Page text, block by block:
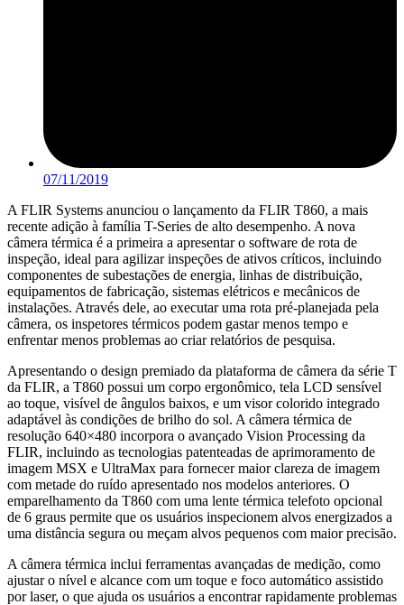
07/11/2019
A FLIR Systems anunciou o lançamento da FLIR T860, a mais
recente adição à família T-Series de alto desempenho. A nova
câmera térmica é a primeira a apresentar o software de rota de
inspeção, ideal para agilizar inspeções de ativos críticos, incluindo
componentes de subestações de energia, linhas de distribuição,
equipamentos de fabricação, sistemas elétricos e mecânicos de
instalações. Através dele, ao executar uma rota pré-planejada pela
câmera, os inspetores térmicos podem gastar menos tempo e
enfrentar menos problemas ao criar relatórios de pesquisa.
Apresentando o design premiado da plataforma de câmera da série T
da FLIR, a T860 possui um corpo ergonômico, tela LCD sensível
ao toque, visível de ângulos baixos, e um visor colorido integrado
adaptável às condições de brilho do sol. A câmera térmica de
resolução 640×480 incorpora o avançado Vision Processing da
FLIR, incluindo as tecnologias patenteadas de aprimoramento de
imagem MSX e UltraMax para fornecer maior clareza de imagem
com metade do ruído apresentado nos modelos anteriores. O
emparelhamento da T860 com uma lente térmica telefoto opcional
de 6 graus permite que os usuários inspecionem alvos energizados a
uma distância segura ou meçam alvos pequenos com maior precisão.
A câmera térmica inclui ferramentas avançadas de medição, como
ajustar o nível e alcance com um toque e foco automático assistido
por laser, o que ajuda os usuários a encontrar rapidamente problemas